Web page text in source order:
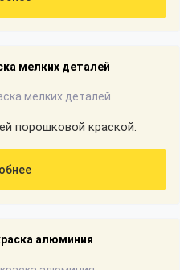
мелких деталей
порошковой краской.
алюминия